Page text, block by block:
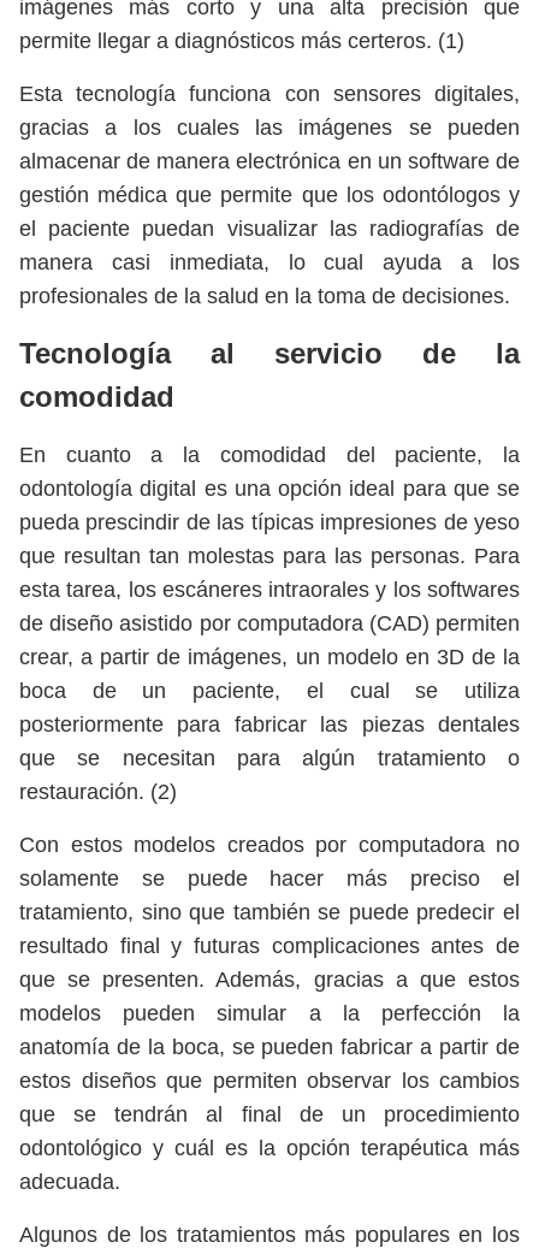
imágenes más corto y una alta precisión que
permite llegar a diagnósticos más certeros. (1)
Esta tecnología funciona con sensores digitales,
gracias a los cuales las imágenes se pueden
almacenar de manera electrónica en un software de
gestión médica que permite que los odontólogos y
el paciente puedan visualizar las radiografías de
manera casi inmediata, lo cual ayuda a los
profesionales de la salud en la toma de decisiones.
Tecnología al servicio de la
comodidad
En cuanto a la comodidad del paciente, la
odontología digital es una opción ideal para que se
pueda prescindir de las típicas impresiones de yeso
que resultan tan molestas para las personas. Para
esta tarea, los escáneres intraorales y los softwares
de diseño asistido por computadora (CAD) permiten
crear, a partir de imágenes, un modelo en 3D de la
boca de un paciente, el cual se utiliza
posteriormente para fabricar las piezas dentales
que se necesitan para algún tratamiento o
restauración. (2)
Con estos modelos creados por computadora no
solamente se puede hacer más preciso el
tratamiento, sino que también se puede predecir el
resultado final y futuras complicaciones antes de
que se presenten. Además, gracias a que estos
modelos pueden simular a la perfección la
anatomía de la boca, se pueden fabricar a partir de
estos diseños que permiten observar los cambios
que se tendrán al final de un procedimiento
odontológico y cuál es la opción terapéutica más
adecuada.
Algunos de los tratamientos más populares en los